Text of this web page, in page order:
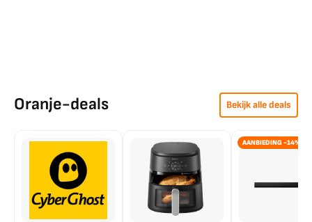
Oranje-deals Bekijk alle deals
AANBIEDING -14%